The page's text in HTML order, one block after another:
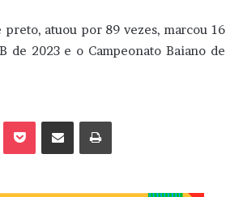
atuou por 89 vezes, marcou 16
2023 e o Campeonato Baiano de
OK